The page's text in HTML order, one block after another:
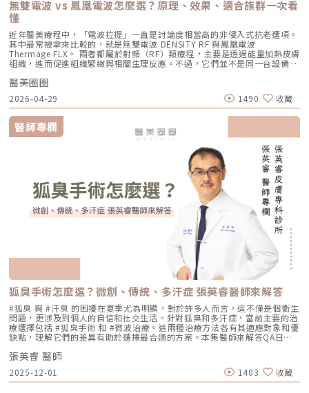
輪迴，渴望重新擁有一張清爽、穩定、不易泛油光的健康臉龐，建議尋求專
業醫師進行完整的膚況評估。透過精準的雷射療程規劃，為自己預約一個遠
離痘疤與油光的全新未來！
了五大主力療程的比較表：療程後的關鍵：醫美術後保養黃金法則許多人投
入療程本身，卻忽略術後照護的重要性，可能影響修復效果，甚至增加色素
沉澱風險。掌握以下三大原則，有助於穩定膚況並延續療程效果：1. 加強保
濕修護雷射或電波療程後，肌膚屏障暫時較為脆弱，容易出現乾燥與水分流
失。建議選擇成分單純、無香精與酒精的保濕與修護產品（如玻尿酸、神經
醯胺），協助維持肌膚修復所需的穩定環境。2. 落實防曬措施術後肌膚對紫
外線較為敏感，建議使用足夠防曬係數（如 SPF30–50 以上），並搭配帽
子、陽傘等物理性防曬，以降低色素沉澱的風險。3. 避免刺激性保養於恢復
期間內，應暫停使用酸類（如果酸、水楊酸）、A醇、去角質及高刺激性美
白產品。實際恢復時間會依療程種類與個人膚況不同，建議依照醫師指示逐
步恢復日常保養。毛孔粗大常見問題Q&A Q1：做完醫美，毛孔就可以「完
全消失」嗎？ 這是不切實際的期望喔！毛孔是皮膚正常的生理結構，不可
能完全消失不見。醫美療程的目標是讓變大、變形毛孔「縮小、變淺」，讓
肌膚在視覺上達到平滑、細緻的效果，也就是俗稱的「水煮蛋肌」狀態。
Q2：打雷射縮毛孔，皮膚會不會越打越薄？ 正確的雷射治療不但不會讓皮
膚變薄，反而會因為刺激真皮層膠原蛋白新生，讓肌膚變得更厚實、更有彈
性！但前提是「間隔時間要充足」且「能量掌控得當」，過度頻繁的施打才
有可能破壞皮膚屏障。Q3：改善毛孔粗大，通常需要打幾次才有效？ 醫美
不是變魔術，通常需要一個「療程」的規劃。以皮秒雷射或微針電波為例，
通常會建議進行 3~5 次（每次間隔約 4~6 週）為一個完整療程。不過，多
數人在第 2 次治療後，就會感覺到上妝變得服貼、出油量減少的明顯變化
了。Q4：我是容易泛紅的敏感肌或酒糟肌，也能做醫美縮毛孔嗎？需經醫
師審慎評估。敏感肌或酒糟肌因皮膚屏障較脆弱，若在發炎尚未穩定的情況
下進行高能量雷射，可能增加泛紅加劇或刺激反應的風險。因此治療重點通
常會先放在「穩定膚況與降低發炎反應」，並依個別狀況調整可能的誘發因
素。待肌膚穩定後，再由醫師評估選擇較溫和的療程，例如微針類療程或能
量可精準控制的微針電波，以循序漸進方式改善毛孔粗大與膚質細緻度。
Q5：我平常有在擦酸類或A醇縮毛孔，做醫美前後需要停用嗎？建議暫停使
用，但實際時間需依療程種類與個人膚況調整。酸類（如果酸、水楊酸）與
A醇會促進角質代謝，可能在療程前後增加肌膚敏感度，使刺激反應（如泛
紅、乾燥）加劇，並提高色素沉澱的風險。一般常見建議為：療程前約3–7
天暫停使用，術後約1–2週再視肌膚修復狀況逐步恢復。但實際仍應依醫師
評估為準。在停用期間，建議以溫和清潔、加強保濕與修護（如玻尿酸、神
經醯胺等），並落實防曬措施，協助肌膚穩定修復。擺脫毛孔焦慮，找回平
滑自信肌對抗毛孔粗大是一場長期抗戰，它需要你改變不良的生活習慣、建
立正確的居家保養觀念，並適時借助醫美科技的強大力量來突破瓶頸。現在
的醫美技術已經能為各種膚況提供客製化的解決方案，如果不確定自己到底
是屬於哪一種毛孔類型，或者不知道該從哪一個療程下手，建議直接安排時
間到專業的醫美診所進行諮詢。透過醫師的專業評估，甚至搭配高階的肌膚
檢測儀器，才能為你規劃出最精準、最不走冤枉路的縮毛孔計畫！★溫馨提
Reepot 透過 532 nm 能量搭配冷剝離技術，使表層黑色素逐漸被帶向角質
層；治療後覆蓋的人工皮則提供穩定、封閉式的修復環境，讓色素在代謝期
間被更完整地固定在表皮。當人工皮在回診時由專業人員取下，老化角質連
同部分色素會一併脫落，因此能呈現出「一撕即除」的改善效果。以冷卻保
護與機械式震動相結合的方式，讓斑點代謝更有感，也讓治療成果更直觀。
誰適合做 Reepot？讓你一眼就能找到自己的定位Reepot 特別適合以下肌
膚需求： 曬斑、雀斑、老人斑、顴骨母斑 膚色暗沉不均，看起來不夠乾淨
或偏敏感，不敢嘗試侵略性太高的治療Reepot AI時光雷射的效果：一次能
改善什麼？以下為臨床上常見改善情況（效果因個人皮膚而異）： 斑點淡
化明顯 膚色提亮、均勻度提升 老人斑變淡、邊界變柔和 妝感變乾淨，妝更
貼更亮 肌膚質地有細緻感Reepot 術後恢復期與照護指南Reepot 最大優勢
之一就是修復期短。常見反應淡淡泛紅：1–3 天斑點結痂／色素加深：3–7
天代謝期：1–2 週術前事項1. 治療部位若有傷口、感染或過敏發炎需等肌膚
恢復後再施作。2. 有心律調節器、光敏感或慢性疾病者需由醫師評估安全
性。3. 孕婦、哺乳者與近期使用光敏藥物者不建議進行光電療程。4. 三個
月內做過深層換膚或磨皮者需與醫師確認治療時機。5. 術前請避免日曬並停
止酸類、去角質與刺激性保養品。這些都有助於減少反黑。術後照護1. 人工
皮需連續貼著約 14 天且不可自行撕除。2. 若人工皮翹起或濕潤可加貼更大
片人工皮加強固定。3. 術後兩週內避免三溫暖、蒸氣、劇烈流汗與飲酒。4.
請按時回診由專業人員移除人工皮並檢查膚況。5. 如出現紅腫、刺癢或滲出
應立即聯絡診所處理。6. 色素代謝期間避免使用磨砂、卸妝棉與去角質產
品。7. 修復期需加強保濕並確實做好防曬。Reepot 的優勢到底在哪？與傳
準 舒適度 熱感明顯，需敷麻 即時冷卻系統，可不需敷麻 反黑風險 較高 較
理多種斑點 療程次數 修復期 可能需多次，修復期較長 單次有感改善、修復
期更短 適合性 適合多數色斑但風險略高 適合希望快速、低風險改善的族群
Reepot AI時光雷射禁忌症以下情況在接受 Reepot 治療時需特別注意，需
由醫療人員審慎評估：1. 具有光敏感體質或正在使用感光藥物者若皮膚對光
線反應特別強烈，或正在使用會增加光敏性的藥物，治療後發生刺激或色素
反應的風險較高。2. 三個月內曾使用口服 A 酸A 酸會影響皮膚角質更新與
修復速度，使治療後的反應加劇，因此仿單建議需完全停藥至少三個月。3.
最近三到六個月內接受過填補注射包括玻尿酸、洢蓮絲、舒顏萃等填充劑，
為避免能量影響填充物穩定性，需由醫療人員評估治療時機。4. 三個月內接
受過磨皮或其他侵入性治療若表皮尚未完全恢復，過早進行雷射可能造成過
度刺激或延長恢復期。5. 懷孕與哺乳期間仿單中明確列為需避免的狀況，主
要基於安全性與荷爾蒙變動的不確定性雖然非侵入性，但仍建議暫緩治療。
構，幫助輪廓往上拉。所以音波常見的效果感受包括：下顎線變清楚、嘴邊
肉改善、臉部線條變順、雙下巴或下半臉鬆垂感變少。如果你的困擾不是細
紋，而是「臉往下掉」、「輪廓線越來越模糊」、「拍照時下半臉變重」，
音波通常會比電波更貼近你的需求。不過音波也不是越深越好、越痛越有
效。不同部位需要不同探頭、不同深度與不同發數，醫師必須依照臉型、脂
肪厚度、骨架與皮膚狀況去規劃。打錯層次、能量過高或發數不合適，都可
能影響效果與安全性。電波、音波、傳統拉皮手術差異表 項目 電波拉提 音
波拉提 傳統拉皮手術 療程原理 使用RF射頻能量，透過熱能刺激膠原蛋白收
縮與新生 使用聚焦式超音波能量，將熱能聚焦到特定深度，刺激組織收縮
與膠原蛋白新生 透過外科手術方式，移除多餘皮膚，並重新拉提、固定鬆
弛組織 作用方向 偏向皮膚緊緻、細紋、膚質與鬆弛感改善 偏向深層支撐、
輪廓拉提、下顎線與嘴邊肉改善 偏向明顯鬆弛、下垂組織與多餘皮膚的結
構性改善 常見作用層次 真皮層、皮下組織，依儀器與能量設定不同 真皮
層、皮下組織、筋膜層等不同深度，依探頭與機型不同 皮膚、皮下組織、
肉、下顎線模糊、臉部下垂感 改善明顯鬆弛、下垂與多餘皮膚，拉提幅度
通常較明顯 適合對象 皮膚開始鬆、細紋變多、毛孔或膚質變粗、想讓臉看
起來更緊緻的人 輪廓開始下垂、嘴邊肉明顯、下顎線不清楚、下半臉變重
型、能量與個人耐受度，可能不需麻醉或搭配舒緩方式 通常需要局部麻
上，依手術範圍與複雜度不同 修復期 多數人修復期短，可能有暫時泛紅、
長，可能有腫脹、瘀青、傷口照護與拆線需求 效果出現時間 部分人術後先
有緊實感，完整效果通常隨膠原蛋白新生逐漸出現 部分人術後有緊繃感，
拉提效果通常會在數週至數月逐漸明顯 術後消腫後逐漸看出效果，完整自
然度需等待恢復期 維持時間 約1年至1年半以上，依個人體質、老化速度與
保養而定 約1年至1年半以上，依個人體質、發數、能量與保養而定 通常可
維持數年，但仍會隨年齡與老化速度改變 優點 非侵入式、修復期短、膚質
與緊緻感改善自然 非侵入式、修復期短、對輪廓線與深層支撐較有針對性
拉提幅度通常較明顯，適合較嚴重鬆弛者 限制 對非常明顯的下垂或多餘皮
膚，改善幅度有限 對膚質、毛孔、細紋的改善不一定比電波明顯 需開刀、
強，要問哪個適合你很多人會問：「電波跟音波哪個效果比較好？」但這個
問題其實很容易問錯方向。因為電波和音波不是同一種東西，它們就像健身
無雙電波 vs 鳳凰電波怎麼選？原理、效果、適合族群一次看
懂
近年醫美療程中，「電波拉提」一直是討論度相當高的非侵入式抗老選項。
其中最常被拿來比較的，就是無雙電波 DENSITY RF 與鳳凰電波
Thermage FLX。 兩者都屬於射頻（RF）類療程，主要是透過能量加熱皮膚
組織，進而促進組織緊緻與相關生理反應。不過，它們並不是同一台設備，
也不只是名稱不同而已。 簡單來說： 鳳凰電波較常被用於輪廓緊緻與拉提
需求，屬於單極射頻應用的代表療程； 無雙電波則為結合單極與雙極射頻
的複合式電波療程，常被用於同時兼顧緊緻與膚質改善。 根據原廠資料，
Thermage 為非侵入式射頻療程，可應用於肌膚緊緻與平滑需求；而
DENSITY 則採用單極與雙極射頻能量，可作用於不同皮膚層次。 這也是為
什麼許多人在選擇療程時會產生疑問： 我需要的是「輪廓拉提」，還是
「膚質細緻」？ 我適合鳳凰電波，還是無雙電波？ 兩者是否可以搭配施
作？ 以下將用較好理解的方式，帶你一次釐清兩者差異。什麼是鳳凰電波
Thermage FLX？鳳凰電波的正式名稱是 Thermage FLX，為台灣索塔
SoltaTaiwan Limited旗下的射頻設備。根據台灣原廠資料，Thermage
FLX 採用單極電容耦合射頻技術。所謂「電容耦合」，簡單來說就是能量透
過皮膚表面傳導進入皮膚內部，無需破壞皮膚結構。它的特色是「單極電
波」。是能將熱能傳遞到較深層的皮膚組織，形成較廣泛的容積式加熱。一
般民眾常聽到的「電波拉提」、「緊緻輪廓」、「改善鬆弛」，多半就是從
這類療程概念延伸而來。由於屬於非侵入式，不需要手術或注射，且通常恢
復期較短；效果可能在療程後逐漸顯現，並隨著時間持續變化。鳳凰電波適
合施打族群鳳凰電波比較常被期待用在以下需求： 臉部鬆弛感 下顎線不清
楚 嘴邊肉或輪廓線變模糊 眼周細紋與鬆弛 身體局部肌膚鬆弛 常被作為年度
型保養選項之一不過要特別注意，任何非侵入式儀器療程都不是拉皮手術，
也不是填充療程。它比較適合用來改善輕度到中度鬆弛，若已經有明顯皮膚
下垂、脂肪位移或組織支撐不足，仍需要由專業醫師評估是否需搭配其他療
程。什麼是DENSITY RF無雙電波 ？無雙電波的英文名稱為 DENSITY，由
Jeisys Medical 推出。根據 DENSITY 官方資料，這套系統使用單極與雙極
高頻能量，可將能量傳遞到淺層與深層皮膚組織。它和傳統單一電波不同的
地方，在於它主打「單極 + 雙極」的複合式能量設計。單極偏向較深層作
用，雙極則偏向較表層、較集中，因此在療程定位上，無雙電波常被形容為
兼顧： 深層緊緻 淺層膚質 細紋改善 毛孔與光澤感 整體肌膚精緻度
DENSITY 採用 sequential monopolar + bipolar RF，也就是序列式單極
與雙極射頻能量，並搭配冷卻與即時阻抗校準等設計。無雙電波適合施打族
群無雙電波常被期待用在以下族群： 臉沒有嚴重鬆弛，但開始覺得輪廓不
夠緊 膚質變粗、毛孔變明顯 乾燥細紋、光澤感下降 想做電波，但怕疼痛感
太強 想要自然型、精緻型保養 希望同時處理緊緻與膚質所以如果說鳳凰電
波比較偏「輪廓拉提主力」，無雙電波就比較像「緊緻 + 膚質管理」的複合
醫美圈圈
2026-04-29 1490 收藏
醫師專欄
狐臭手術怎麼選？微創、傳統、多汗症 張英睿醫師來解答
#狐臭 與 #汗臭 的困擾在夏季尤為明顯，對於許多人而言，這不僅是個衛生
問題，更涉及到個人的自信和社交生活。針對狐臭和多汗症，當前主要的治
療選擇包括 #狐臭手術 和 #微波治療。這兩種治療方法各有其適應對象和優
缺點，理解它們的差異有助於選擇最合適的方案。本集醫師來解答QA日常
生活中該如何減少體味產生？重點摘要：00:00 開場00:05 微創旋轉刮刀狐
臭手術與傳統狐臭手術法之比較00:40 狐臭手術治療效果如何？01:55 狐臭
和多汗我都有，但我能使用狐臭手術嗎？02:33 狐臭治療建議幾歲開始做？
03:08 微波治療後汗水會跑到其他部位嗎？04:21 日常生活中該如何減少體
味產生？張英睿皮膚專科診所官網 : http://www.skinbook.com.tw/張英
張英睿 醫師
2025-12-01 1403 收藏